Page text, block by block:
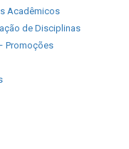
Acadêmicos
de Disciplinas
Promoções